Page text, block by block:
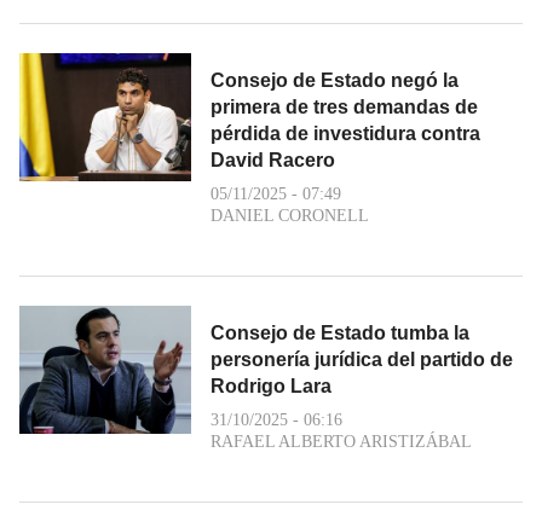
Consejo de Estado negó la
primera de tres demandas de
pérdida de investidura contra
David Racero
05/11/2025 - 07:49
DANIEL CORONELL
Consejo de Estado tumba la
personería jurídica del partido de
Rodrigo Lara
31/10/2025 - 06:16
RAFAEL ALBERTO ARISTIZÁBAL